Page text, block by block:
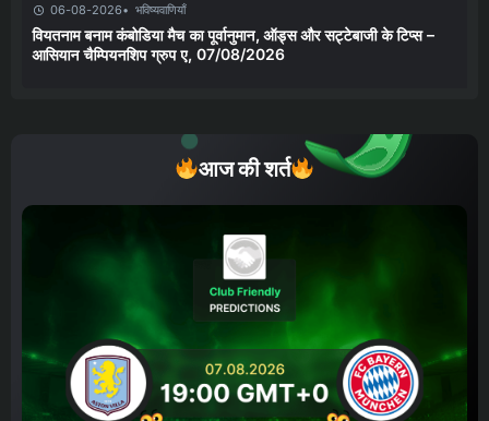
06-08-2026 भविष्यवाणियाँ
वियतनाम बनाम कंबोडिया मैच का पूर्वानुमान, ऑड्स और सट्टेबाजी के टिप्स –
आसियान चैम्पियनशिप ग्रुप ए, 07/08/2026
आज की शर्त